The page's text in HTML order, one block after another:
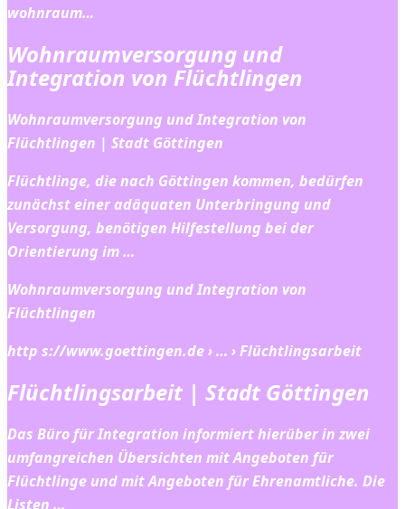
wohnraum…
Wohnraumversorgung und
Integration von Flüchtlingen
Wohnraumversorgung und Integration von
Flüchtlingen | Stadt Göttingen
Flüchtlinge, die nach Göttingen kommen, bedürfen
zunächst einer adäquaten Unterbringung und
Versorgung, benötigen Hilfestellung bei der
Orientierung im …
Wohnraumversorgung und Integration von
Flüchtlingen
http s://www.goettingen.de › … › Flüchtlingsarbeit
Flüchtlingsarbeit | Stadt Göttingen
Das Büro für Integration informiert hierüber in zwei
umfangreichen Übersichten mit Angeboten für
Flüchtlinge und mit Angeboten für Ehrenamtliche. Die
Listen …